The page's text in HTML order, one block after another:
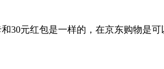
30元红包是一样的，在京东购物是